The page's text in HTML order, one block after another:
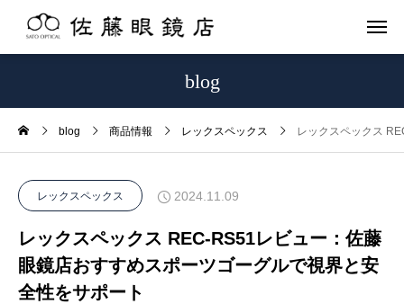
blog
blog 商品情報 レックスペックス レックスペックス
レックスペックス 2024.11.09
レックスペックス REC-RS51レビュー：佐藤
眼鏡店おすすめスポーツゴーグルで視界と安
全性をサポート